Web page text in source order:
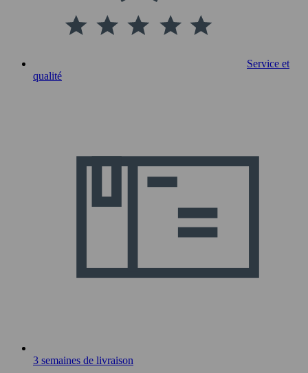
Service et
qualité
3 semaines de livraison